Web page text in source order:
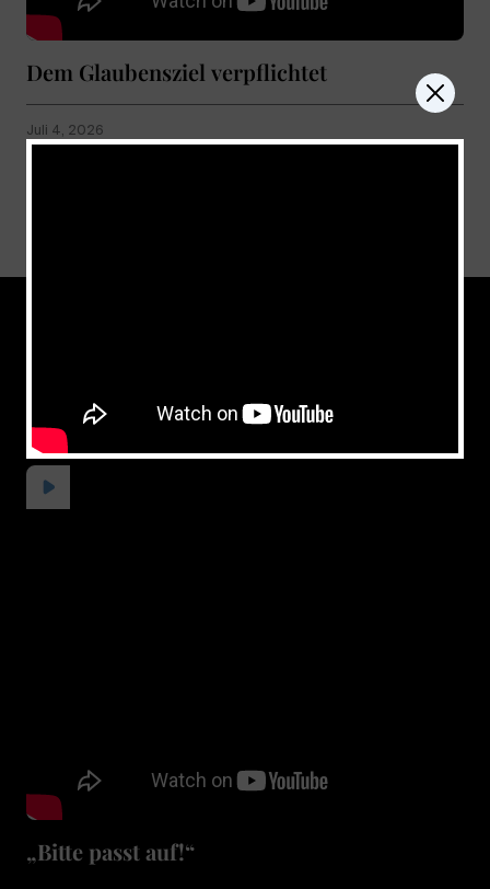
Dem Glaubensziel verpflichtet
Juli 4, 2026
don't miss
„Bitte passt auf!“